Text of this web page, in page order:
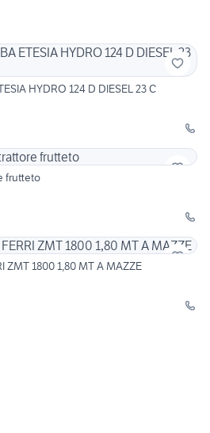
HYDRO 124 D DIESEL 23 C
frutteto
ZMT 1800 1,80 MT A MAZZE